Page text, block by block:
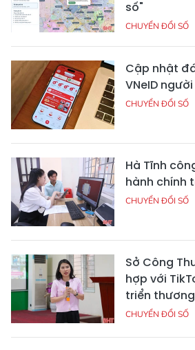
số"
CHUYỂN ĐỔI SỐ
Cập nhật
VNeID
CHUYỂN ĐỔI SỐ
Hà Tĩnh
hành chính
CHUYỂN ĐỔI SỐ
Sở Công
hợp với
triển
CHUYỂN ĐỔI SỐ